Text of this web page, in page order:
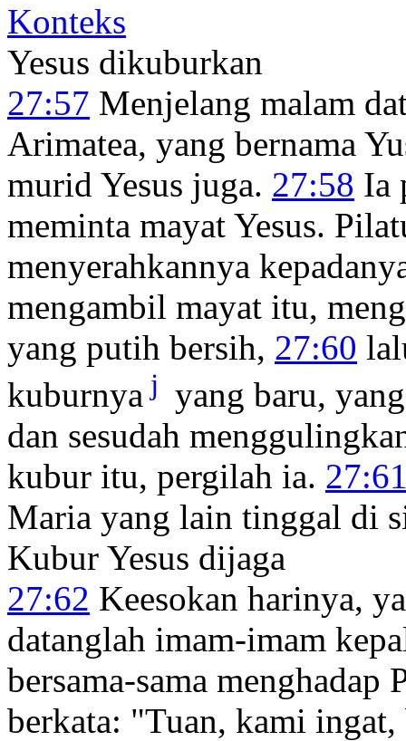
Konteks
Yesus dikuburkan
27:57 Menjelang malam
Arimatea, yang bernama
murid Yesus juga. 27:58 Ia
meminta mayat Yesus.
menyerahkannya
mengambil mayat itu,
yang putih bersih, 27:60
kuburnya j yang baru,
dan sesudah
kubur itu, pergilah ia.
Maria yang lain tinggal di
Kubur Yesus dijaga
27:62 Keesokan harinya,
datanglah imam-imam
bersama-sama menghadap
berkata: "Tuan, kami